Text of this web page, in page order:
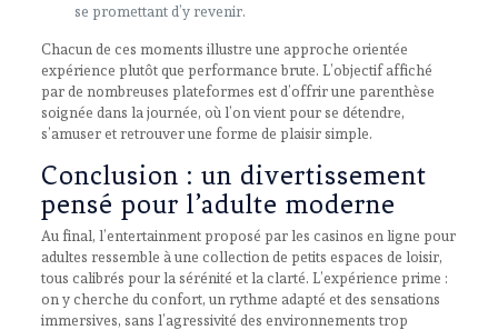
se promettant d’y revenir.
Chacun de ces moments illustre une approche orientée
expérience plutôt que performance brute. L’objectif affiché
par de nombreuses plateformes est d’offrir une parenthèse
soignée dans la journée, où l’on vient pour se détendre,
s’amuser et retrouver une forme de plaisir simple.
Conclusion : un divertissement
pensé pour l’adulte moderne
Au final, l’entertainment proposé par les casinos en ligne pour
adultes ressemble à une collection de petits espaces de loisir,
tous calibrés pour la sérénité et la clarté. L’expérience prime :
on y cherche du confort, un rythme adapté et des sensations
immersives, sans l’agressivité des environnements trop